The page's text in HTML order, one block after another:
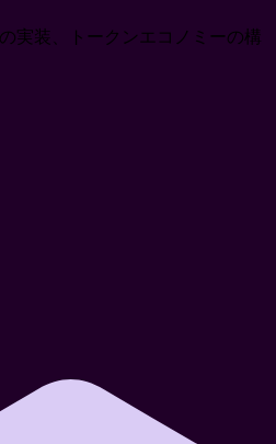
実装、トークンエコノミーの構